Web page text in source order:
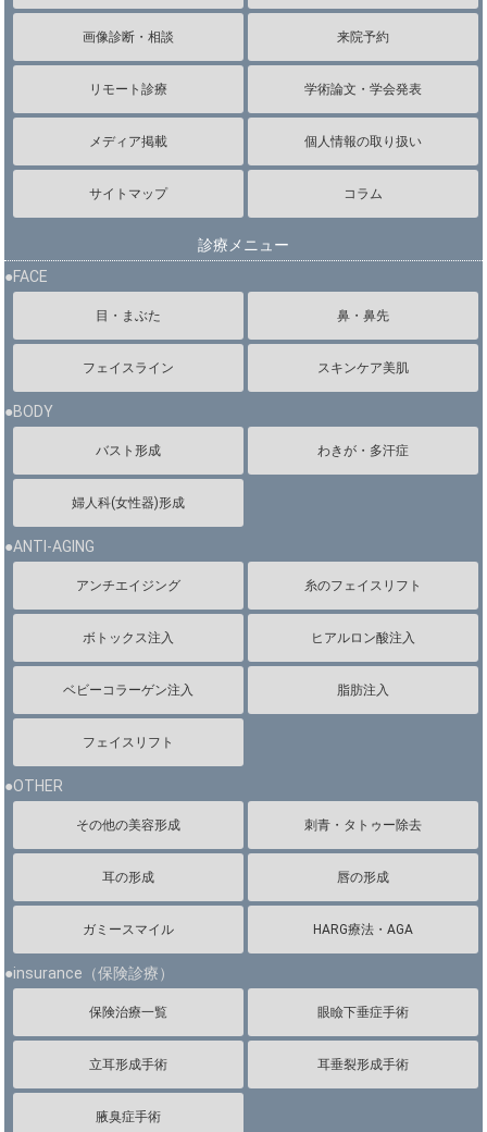
画像診断・相談 来院予約
リモート診療 学術論文・学会発表
メディア掲載 個人情報の取り扱い
サイトマップ コラム
診療メニュー
●FACE
目・まぶた 鼻・鼻先
フェイスライン スキンケア美肌
●BODY
バスト形成 わきが・多汗症
婦人科(女性器)形成
●ANTI-AGING
アンチエイジング 糸のフェイスリフト
ボトックス注入 ヒアルロン酸注入
ベビーコラーゲン注入 脂肪注入
フェイスリフト
●OTHER
その他の美容形成 刺青・タトゥー除去
耳の形成 唇の形成
ガミースマイル HARG療法・AGA
●insurance（保険診療）
保険治療一覧 眼瞼下垂症手術
立耳形成手術 耳垂裂形成手術
腋臭症手術